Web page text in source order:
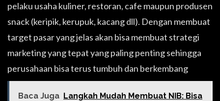
pelaku usaha kuliner, restoran, cafe maupun produsen
snack (keripik, kerupuk, kacang dll). Dengan membuat
target pasar yang jelas akan bisa membuat strategi
marketing yang tepat yang paling penting sehingga
perusahaan bisa terus tumbuh dan berkembang
Baca Juga Langkah Mudah Membuat NIB: Bisa